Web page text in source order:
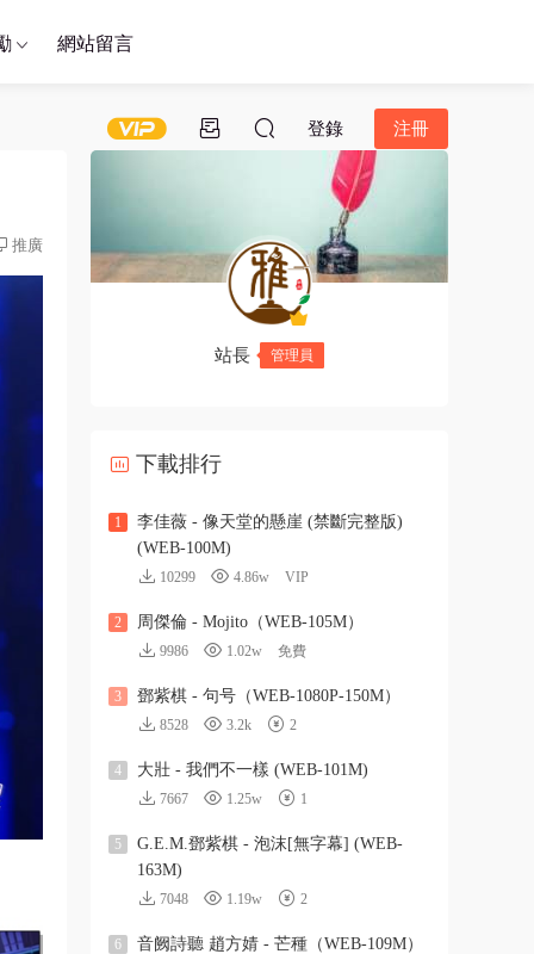
網站留言
登錄 注冊
推廣
站長 管理員
下載排行
1
李佳薇 - 像天堂的懸崖 (禁斷完整版)
(WEB-100M)
10299 4.86w VIP
2 周傑倫 - Mojito（WEB-105M）
9986 1.02w 免費
3 鄧紫棋 - 句号（WEB-1080P-150M）
8528 3.2k 2
4 大壯 - 我們不一樣 (WEB-101M)
7667 1.25w 1
5
G.E.M.鄧紫棋 - 泡沫[無字幕] (WEB-
163M)
7048 1.19w 2
6 音阙詩聽 趙方婧 - 芒種（WEB-109M）